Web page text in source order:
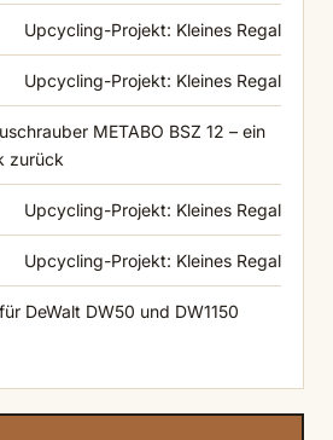
Upcycling-Projekt: Kleines Regal
Upcycling-Projekt: Kleines Regal
METABO BSZ 12 – ein
zurück
Upcycling-Projekt: Kleines Regal
Upcycling-Projekt: Kleines Regal
DeWalt DW50 und DW1150